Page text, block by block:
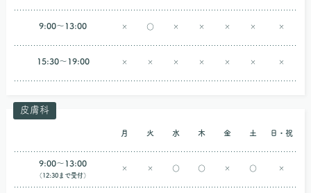
9:00〜13:00 × ○ × × × × ×
15:30〜19:00 × × × × × × ×
皮膚科
月 火 水 木 金 土 日・祝
9:00〜13:00
（12:30まで受付）
× × ○ ○ × ○ ×